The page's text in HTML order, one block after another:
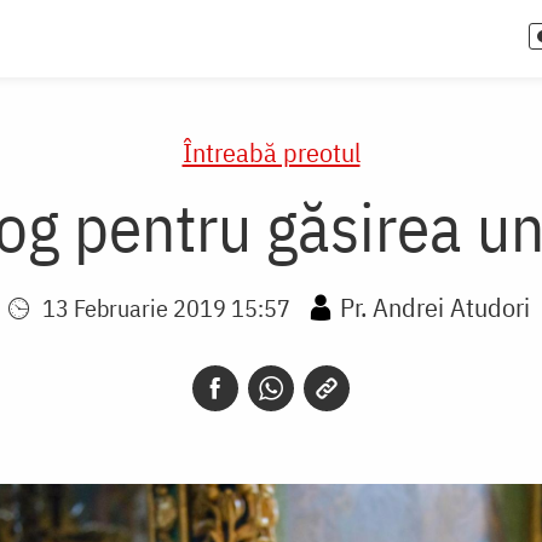
Întreabă preotul
pentru găsirea
13 Februarie 2019 15:57 Pr. Andrei Atudori